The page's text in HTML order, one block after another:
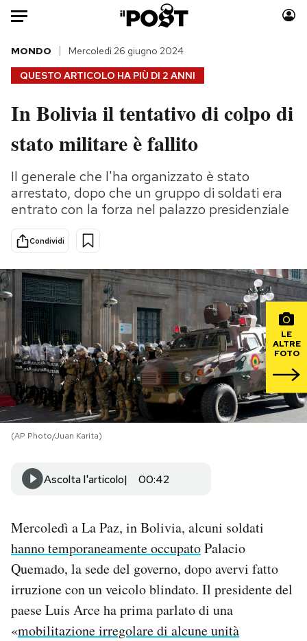
Auto
HOME
Italia
Politica
Tecnologia
Internet
Scienza
Cultura
Economia
Sport
Moda
Consumismi
Storie/Idee
Ok Boomer!
Media
Mondiali calcio 2026
PODCAST
NEWSLETTER
I MIEI PREFERITI
SHOP
AREA PERSONALE
Area Personale
Newsletter
Notifiche mobile
QUESTO ARTICOLO HA PIÙ DI 2 ANNI
MONDO Mercoledì 26 giugno 2024
In Bolivia il tentativo di colpo di
stato militare è fallito
Il generale che l'ha organizzato è stato
arrestato, dopo che un gruppo di soldati era
entrato con la forza nel palazzo presidenziale
Condividi
LE
ALTRE
FOTO
(AP Photo/Juan Karita)
Ascolta l'articolo 00:42
Mercoledì a La Paz, in Bolivia, alcuni soldati
hanno temporaneamente occupatoPalacio
Quemado, la sede del governo, dopo avervi fatto
irruzione con un veicolo blindato. Il presidente del
paese Luis Arce ha prima parlato di una
«mobilitazione irregolare di alcune unità